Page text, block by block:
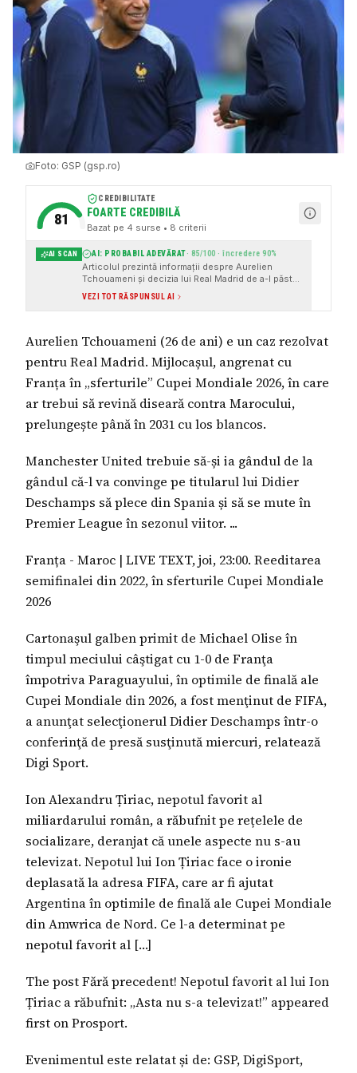
Foto: GSP (gsp.ro)
81
CREDIBILITATE
FOARTE CREDIBILĂ
Bazat pe 4 surse • 8 criterii
AI SCAN AI: PROBABIL ADEVĂRAT· 85/100 · încredere90%
Articolul prezintă informații despre Aurelien
Tchouameni și decizia lui Real Madrid de a-l păstra
până în 2031, precum și despre meciul Franța -
Maroc din cadrul Cupei Mondiale 2026. Sursele
citate sunt instituționale și cunoscute (GSP,
prezentate sunt concrete și verificabile.
VEZI TOT RĂSPUNSUL AI
Aurelien Tchouameni (26 de ani) e un caz rezolvat
pentru Real Madrid. Mijlocașul, angrenat cu
Franța în „sferturile” Cupei Mondiale 2026, în care
ar trebui să revină diseară contra Marocului,
prelungește până în 2031 cu los blancos.
Manchester United trebuie să-și ia gândul de la
gândul că-l va convinge pe titularul lui Didier
Deschamps să plece din Spania și să se mute în
Premier League în sezonul viitor. ...
Franța - Maroc | LIVE TEXT, joi, 23:00. Reeditarea
semifinalei din 2022, în sferturile Cupei Mondiale
2026
Cartonaşul galben primit de Michael Olise în
timpul meciului câştigat cu 1-0 de Franţa
împotriva Paraguayului, în optimile de finală ale
Cupei Mondiale din 2026, a fost menţinut de FIFA,
a anunţat selecţionerul Didier Deschamps într-o
conferinţă de presă susţinută miercuri, relatează
Digi Sport.
Ion Alexandru Țiriac, nepotul favorit al
miliardarului român, a răbufnit pe rețelele de
socializare, deranjat că unele aspecte nu s-au
televizat. Nepotul lui Ion Țiriac face o ironie
deplasată la adresa FIFA, care ar fi ajutat
Argentina în optimile de finală ale Cupei Mondiale
din Amwrica de Nord. Ce l-a determinat pe
nepotul favorit al […]
The post Fără precedent! Nepotul favorit al lui Ion
Țiriac a răbufnit: „Asta nu s-a televizat!” appeared
first on Prosport.
Evenimentul este relatat și de: GSP, DigiSport,